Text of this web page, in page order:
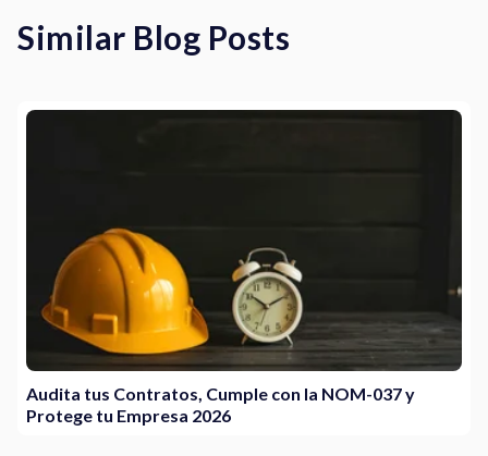
Similar Blog Posts
Audita tus Contratos, Cumple con la NOM-037 y
Protege tu Empresa 2026